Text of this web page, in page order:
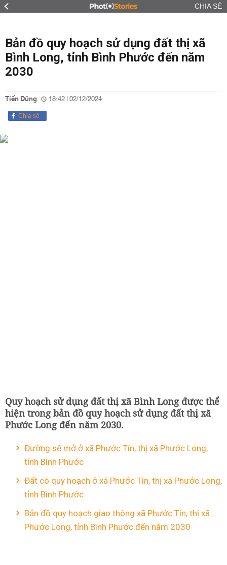
CHIA SẺ
Bản đồ quy hoạch sử dụng đất thị xã
Bình Long, tỉnh Bình Phước đến năm
2030
Tiến Dũng 18:42 | 02/12/2024
Chia sẻ
Quy hoạch sử dụng đất thị xã Bình Long được thể
hiện trong bản đồ quy hoạch sử dụng đất thị xã
Phước Long đến năm 2030.
Đường sẽ mở ở xã Phước Tín, thị xã Phước Long,
tỉnh Bình Phước
Đất có quy hoạch ở xã Phước Tín, thị xã Phước Long,
tỉnh Bình Phước
Bản đồ quy hoạch giao thông xã Phước Tín, thị xã
Phước Long, tỉnh Bình Phước đến năm 2030